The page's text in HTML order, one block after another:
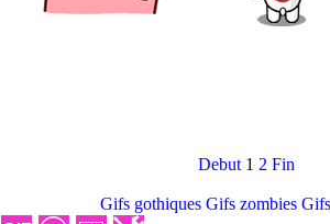
Debut 1 2 Fin
Gifs gothiques Gifs zombies